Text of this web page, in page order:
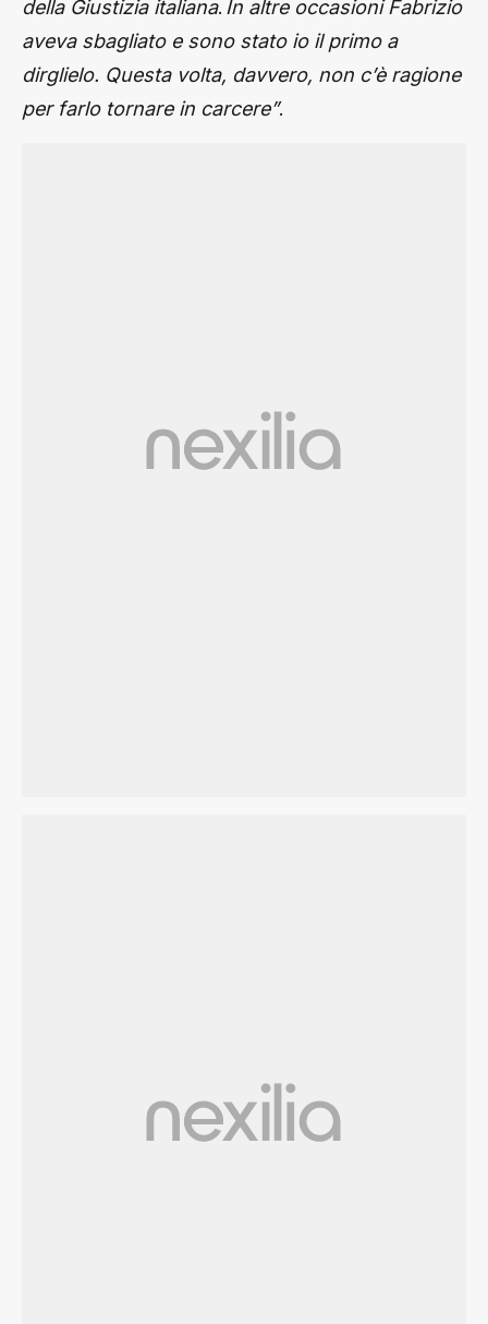
della Giustizia italiana. In altre occasioni Fabrizio
aveva sbagliato e sono stato io il primo a
dirglielo. Questa volta, davvero, non c’è ragione
per farlo tornare in carcere”.